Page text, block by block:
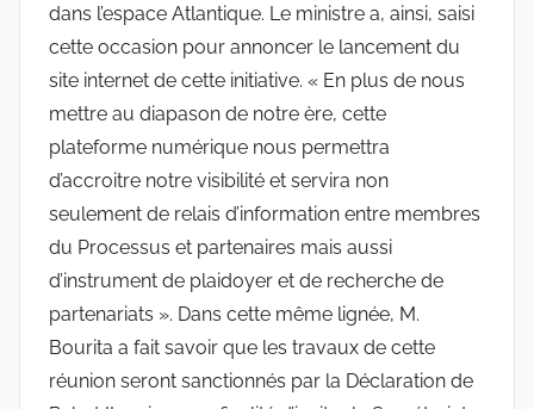
dans l’espace Atlantique. Le ministre a, ainsi, saisi
cette occasion pour annoncer le lancement du
site internet de cette initiative. « En plus de nous
mettre au diapason de notre ère, cette
plateforme numérique nous permettra
d’accroitre notre visibilité et servira non
seulement de relais d’information entre membres
du Processus et partenaires mais aussi
d’instrument de plaidoyer et de recherche de
partenariats ». Dans cette même lignée, M.
Bourita a fait savoir que les travaux de cette
réunion seront sanctionnés par la Déclaration de